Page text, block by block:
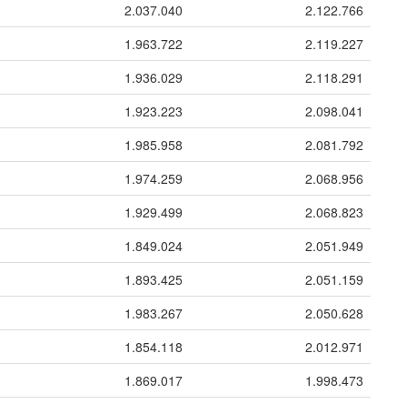
2.037.040
2.122.766
1.963.722
2.119.227
1.936.029
2.118.291
1.923.223
2.098.041
1.985.958
2.081.792
1.974.259
2.068.956
1.929.499
2.068.823
1.849.024
2.051.949
1.893.425
2.051.159
1.983.267
2.050.628
1.854.118
2.012.971
1.869.017
1.998.473